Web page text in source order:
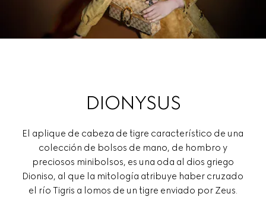
DIONYSUS
El aplique de cabeza de tigre característico de una
colección de bolsos de mano, de hombro y
preciosos minibolsos, es una oda al dios griego
Dioniso, al que la mitología atribuye haber cruzado
el río Tigris a lomos de un tigre enviado por Zeus.